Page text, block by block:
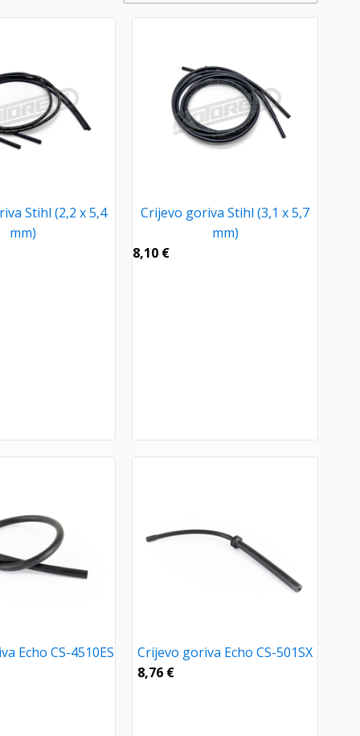
Stihl (2,2 x 5,4
mm)
Crijevo goriva Stihl (3,1 x 5,7
mm)
8,10 €
Echo CS-4510ES
Crijevo goriva Echo CS-501SX
8,76 €